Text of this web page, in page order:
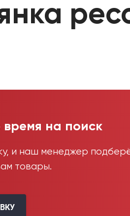
время на поиск
и наш менеджер
товары.